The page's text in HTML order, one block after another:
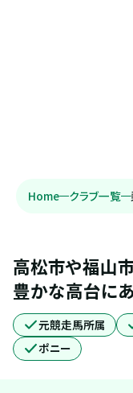
Home クラブ一覧
高松市や福山
豊かな高台に
元競走馬所属
ポニー